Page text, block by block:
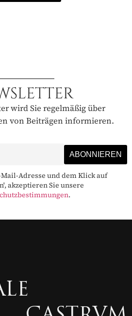
wird Sie regelmäßig über
von Beiträgen informieren.
Adresse und dem Klick auf
akzeptieren Sie unsere
.